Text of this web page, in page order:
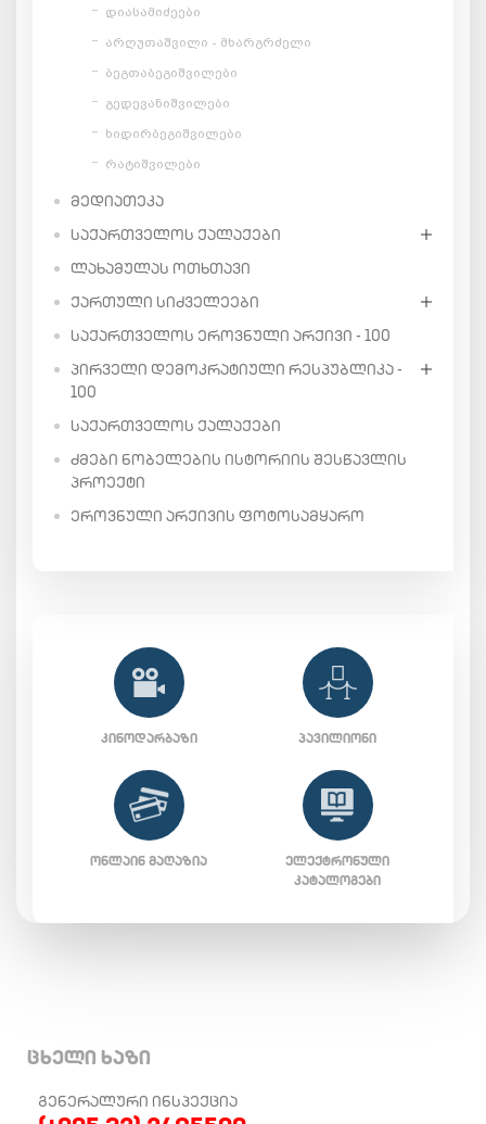
დიასამიძეები
არღუთაშვილი - მხარგრძელი
ბეგთაბეგიშვილები
გედევანიშვილები
ხიდირბეგიშვილები
რატიშვილები
ᲛᲔᲓᲘᲐᲗᲔᲙᲐ
ᲡᲐᲥᲐᲠᲗᲕᲔᲚᲝᲡ ᲥᲐᲚᲐᲥᲔᲑᲘ
ᲚᲐᲮᲐᲛᲣᲚᲐᲡ ᲝᲗᲮᲗᲐᲕᲘ
ᲥᲐᲠᲗᲣᲚᲘ ᲡᲘᲫᲕᲔᲚᲔᲔᲑᲘ
ᲡᲐᲥᲐᲠᲗᲕᲔᲚᲝᲡ ᲔᲠᲝᲕᲜᲣᲚᲘ ᲐᲠᲥᲘᲕᲘ - 100
ᲞᲘᲠᲕᲔᲚᲘ ᲓᲔᲛᲝᲙᲠᲐᲢᲘᲣᲚᲘ ᲠᲔᲡᲞᲣᲑᲚᲘᲙᲐ -
100
ᲡᲐᲥᲐᲠᲗᲕᲔᲚᲝᲡ ᲥᲐᲚᲐᲥᲔᲑᲘ
ᲫᲛᲔᲑᲘ ᲜᲝᲑᲔᲚᲔᲑᲘᲡ ᲘᲡᲢᲝᲠᲘᲘᲡ ᲨᲔᲡᲬᲐᲕᲚᲘᲡ
ᲞᲠᲝᲔᲥᲢᲘ
ᲔᲠᲝᲕᲜᲣᲚᲘ ᲐᲠᲥᲘᲕᲘᲡ ᲤᲝᲢᲝᲡᲐᲛᲧᲐᲠᲝ
ᲙᲘᲜᲝᲓᲐᲠᲑᲐᲖᲘ ᲞᲐᲕᲘᲚᲘᲝᲜᲘ
ᲝᲜᲚᲐᲘᲜ ᲛᲐᲦᲐᲖᲘᲐ
ᲔᲚᲔᲥᲢᲠᲝᲜᲣᲚᲘ
ᲙᲐᲢᲐᲚᲝᲒᲔᲑᲘ
ცხელი ხაზი
ᲒᲔᲜᲔᲠᲐᲚᲣᲠᲘ ᲘᲜᲡᲞᲔᲥᲪᲘᲐ